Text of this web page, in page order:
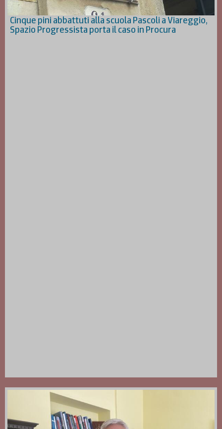
Cinque pini abbattuti alla scuola Pascoli a Viareggio,
Spazio Progressista porta il caso in Procura